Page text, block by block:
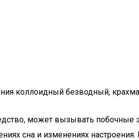
коллоидный безводный,
может вызывать
сна и изменениях